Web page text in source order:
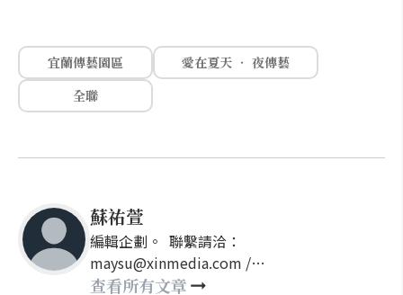
宜蘭傳藝園區
愛在夏天 ‧ 夜傳藝
全聯
蘇祐萱
編輯企劃。 聯繫請洽：
maysu@xinmedia.com /
may860527@gmail.com
查看所有文章